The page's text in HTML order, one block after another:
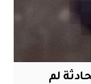
لم